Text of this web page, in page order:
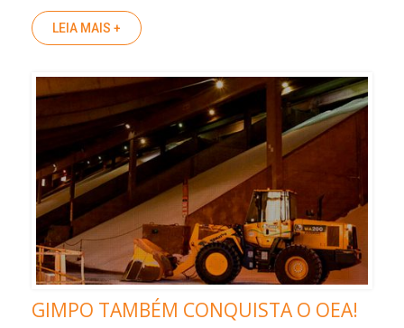
LEIA MAIS +
GIMPO TAMBÉM CONQUISTA O OEA!